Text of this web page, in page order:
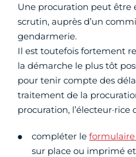
Une procuration peut être
scrutin, auprès d’un
gendarmerie.
Il est toutefois fortement
la démarche le plus tôt
pour tenir compte des
traitement de la
procuration, l’électeur·rice
compléter le
sur place ou imprimé